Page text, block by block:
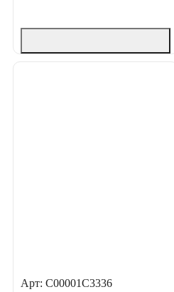
Арт: С00001С3336